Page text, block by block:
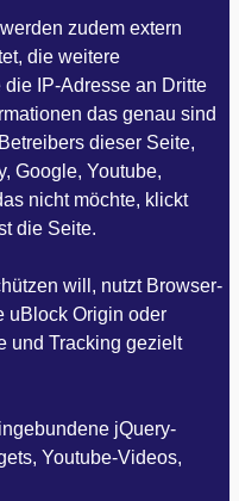
zudem extern
die weitere
IP-Adresse an Dritte
das genau sind
dieser Seite,
Google, Youtube,
nicht möchte, klickt
die Seite.
will, nutzt Browser-
uBlock Origin oder
und Tracking gezielt
jQuery-
Youtube-Videos,